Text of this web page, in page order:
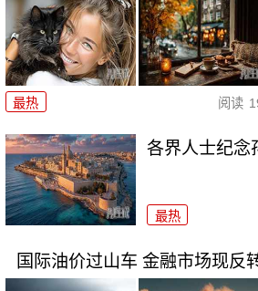
最热 阅读
各界人士纪念
最热
国际油价过山车 金融市场现反